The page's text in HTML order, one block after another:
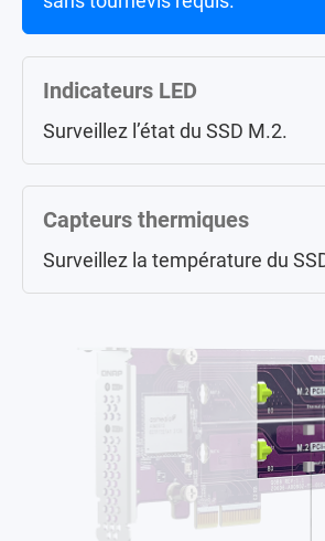
Indicateurs LED
Surveillez l’état du SSD M.2.
Capteurs thermiques
Surveillez la température du